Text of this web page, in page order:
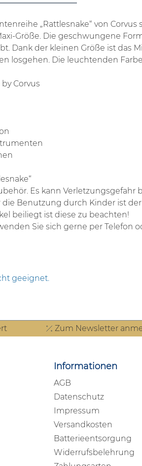
„Rattlesnake“ von
Größe. Die geschwungene
Dank der kleinen Größe ist
losgehen. Die leuchtenden
Corvus
Es kann
Benutzung durch Kinder ist
beiliegt ist diese zu beachten!
Sie sich gerne per Telefon
geeignet.
Zum Newsletter
Informationen
AGB
Datenschutz
Impressum
Versandkosten
Batterieentsorgung
Widerrufsbelehrung